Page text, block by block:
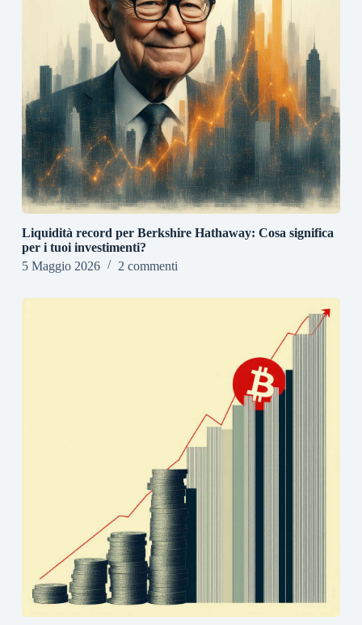
Liquidità record per Berkshire Hathaway: Cosa significa
per i tuoi investimenti?
5 Maggio 2026
2 commenti